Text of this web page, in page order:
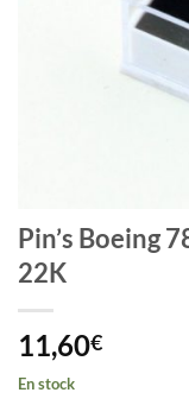
Pin’s Boeing
22K
11,60€
En stock